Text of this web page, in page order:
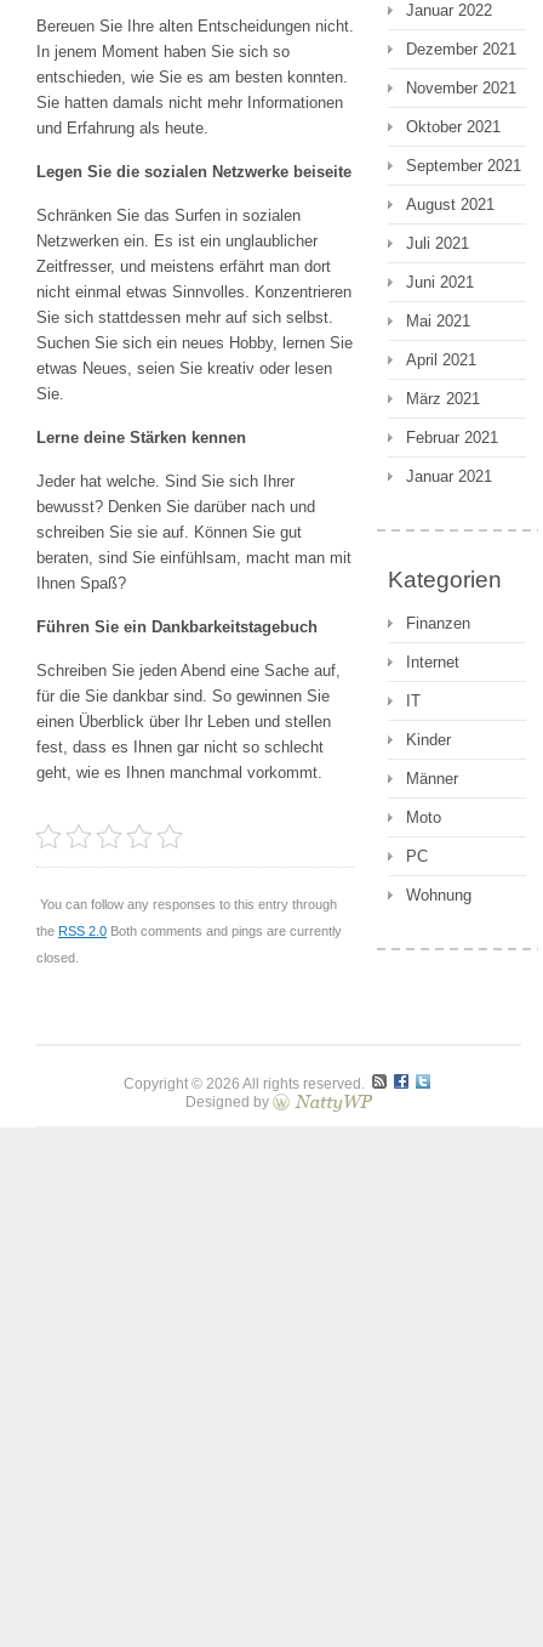
Bereuen Sie Ihre alten Entscheidungen nicht.
In jenem Moment haben Sie sich so
entschieden, wie Sie es am besten konnten.
Sie hatten damals nicht mehr Informationen
und Erfahrung als heute.
Legen Sie die sozialen Netzwerke beiseite
Schränken Sie das Surfen in sozialen
Netzwerken ein. Es ist ein unglaublicher
Zeitfresser, und meistens erfährt man dort
nicht einmal etwas Sinnvolles. Konzentrieren
Sie sich stattdessen mehr auf sich selbst.
Suchen Sie sich ein neues Hobby, lernen Sie
etwas Neues, seien Sie kreativ oder lesen
Sie.
Lerne deine Stärken kennen
Jeder hat welche. Sind Sie sich Ihrer
bewusst? Denken Sie darüber nach und
schreiben Sie sie auf. Können Sie gut
beraten, sind Sie einfühlsam, macht man mit
Ihnen Spaß?
Führen Sie ein Dankbarkeitstagebuch
Schreiben Sie jeden Abend eine Sache auf,
für die Sie dankbar sind. So gewinnen Sie
einen Überblick über Ihr Leben und stellen
fest, dass es Ihnen gar nicht so schlecht
geht, wie es Ihnen manchmal vorkommt.
You can follow any responses to this entry through
the RSS 2.0 Both comments and pings are currently
closed.
Januar 2022
Dezember 2021
November 2021
Oktober 2021
September 2021
August 2021
Juli 2021
Juni 2021
Mai 2021
April 2021
März 2021
Februar 2021
Januar 2021
Kategorien
Finanzen
Internet
IT
Kinder
Männer
Moto
PC
Wohnung
Copyright © 2026 All rights reserved.
Designed by